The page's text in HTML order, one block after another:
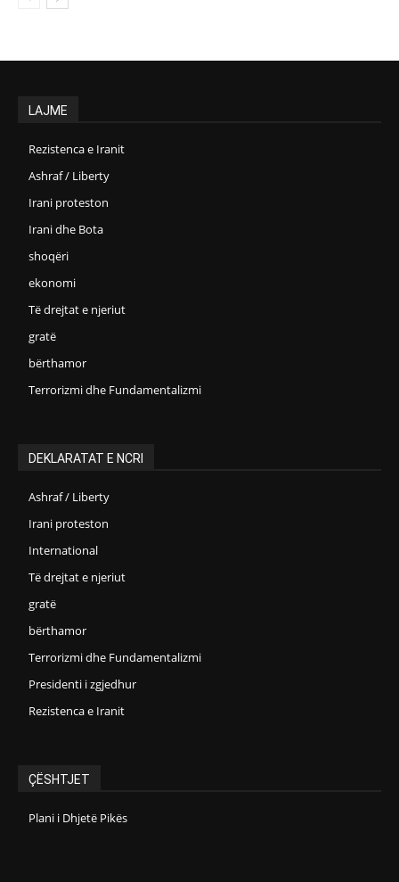
LAJME
Rezistenca e Iranit
Ashraf / Liberty
Irani proteston
Irani dhe Bota
shoqëri
ekonomi
Të drejtat e njeriut
gratë
bërthamor
Terrorizmi dhe Fundamentalizmi
DEKLARATAT E NCRI
Ashraf / Liberty
Irani proteston
International
Të drejtat e njeriut
gratë
bërthamor
Terrorizmi dhe Fundamentalizmi
Presidenti i zgjedhur
Rezistenca e Iranit
ÇËSHTJET
Plani i Dhjetë Pikës